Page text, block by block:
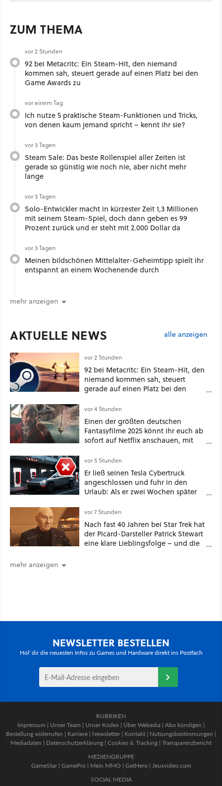
ZUM THEMA
vor 2 Stunden
92 bei Metacritc: Ein Steam-Hit, den niemand
kommen sah, steuert gerade auf einen Platz bei den
Game Awards zu
vor einem Tag
Ich nutze 5 praktische Steam-Funktionen und Tricks,
von denen kaum jemand spricht – kennt ihr sie?
vor 3 Tagen
Steam Sale: Das beste Rollenspiel aller Zeiten ist
gerade so günstig wie noch nie, aber nicht mehr
lange
vor 3 Tagen
Solo-Entwickler macht in kürzester Zeit 1,3 Millionen
mit seinem Steam-Spiel, doch dann geben es 99
Prozent zurück und er steht mit 2.000 Dollar da
vor 3 Tagen
Meinen bildschönen Mittelalter-Geheimtipp spielt ihr
entspannt an einem Wochenende durch
mehr anzeigen
AKTUELLE NEWS alle anzeigen
vor 2 Stunden
92 bei Metacritc: Ein Steam-Hit, den
niemand kommen sah, steuert
gerade auf einen Platz bei den
vor 4 Stunden
Einen der größten deutschen
Fantasyfilme 2025 könnt ihr euch ab
sofort auf Netflix anschauen, mit
vor 5 Stunden
Er ließ seinen Tesla Cybertruck
angeschlossen und fuhr in den
Urlaub: Als er zwei Wochen später
mehr an [Best of GameStar]
vor 7 Stunden
Nach fast 40 Jahren bei Star Trek hat
der Picard-Darsteller Patrick Stewart
eine klare Lieblingsfolge – und die
mehr anzeigen
NEWSLETTER BESTELLEN
Hol' dir die neuesten Infos zu Games und Hardware direkt ins Postfach
RUBRIKEN
Impressum | Unser Team | Unser Kodex | Über Webedia | Abo kündigen |
Bestellung widerrufen | Karriere | Newsletter | Kontakt | Nutzungsbestimmungen |
Mediadaten | Datenschutzerklärung | Cookies & Tracking | Transparenzbericht
MEDIENGRUPPE
GameStar| GamePro | Mein MMO | GetHero | Jeuxvideo.com
SOCIAL MEDIA